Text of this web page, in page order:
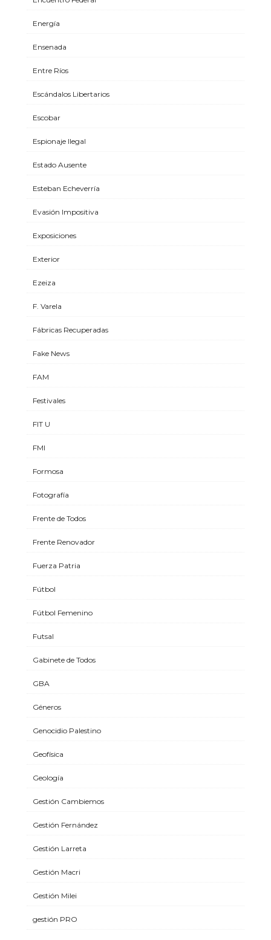
Energía
Ensenada
Entre Ríos
Escándalos Libertarios
Escobar
Espionaje Ilegal
Estado Ausente
Esteban Echeverría
Evasión Impositiva
Exposiciones
Exterior
Ezeiza
F. Varela
Fábricas Recuperadas
Fake News
FAM
Festivales
FIT U
FMI
Formosa
Fotografía
Frente de Todos
Frente Renovador
Fuerza Patria
Fútbol
Fútbol Femenino
Futsal
Gabinete de Todos
GBA
Géneros
Genocidio Palestino
Geofísica
Geología
Gestión Cambiemos
Gestión Fernández
Gestión Larreta
Gestión Macri
Gestión Milei
gestión PRO